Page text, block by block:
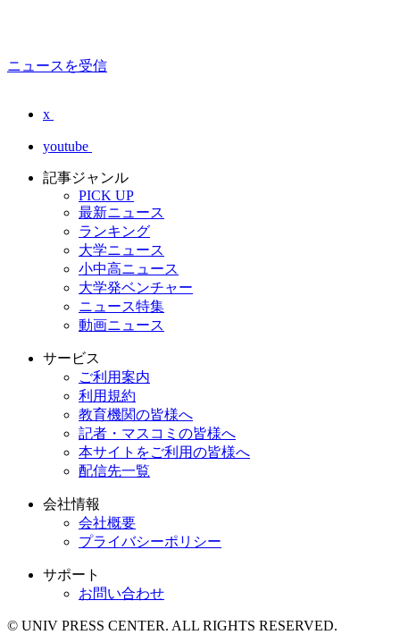
ニュースを受信
x
youtube
記事ジャンル
PICK UP
最新ニュース
ランキング
大学ニュース
小中高ニュース
大学発ベンチャー
ニュース特集
動画ニュース
サービス
ご利用案内
利用規約
教育機関の皆様へ
記者・マスコミの皆様へ
本サイトをご利用の皆様へ
配信先一覧
会社情報
会社概要
プライバシーポリシー
サポート
お問い合わせ
© UNIV PRESS CENTER. ALL RIGHTS RESERVED.